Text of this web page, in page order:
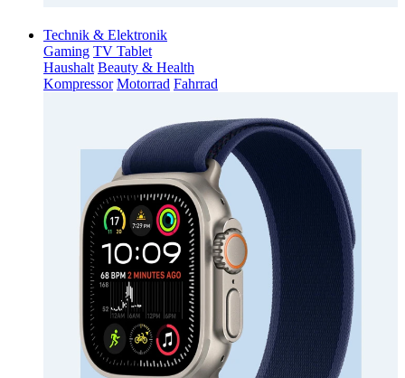
Technik & Elektronik
Gaming TV Tablet
Haushalt Beauty & Health
Kompressor Motorrad Fahrrad